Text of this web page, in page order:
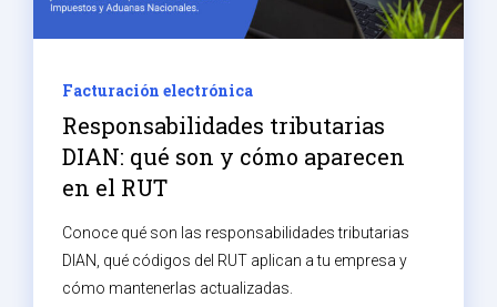
Facturación electrónica
Responsabilidades tributarias
DIAN: qué son y cómo aparecen
en el RUT
Conoce qué son las responsabilidades tributarias
DIAN, qué códigos del RUT aplican a tu empresa y
cómo mantenerlas actualizadas.